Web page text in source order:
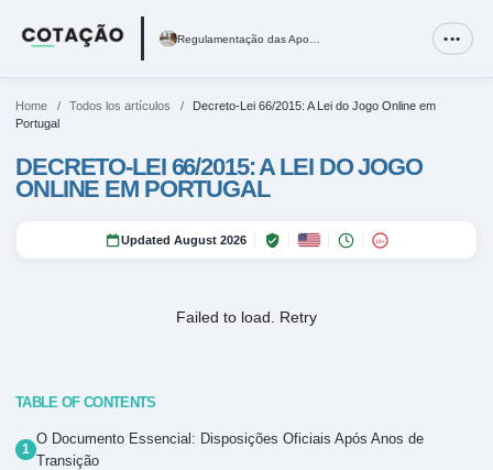
Regulamentação das Apostas Desportivas em Portugal e
Imposto Sobre Apostas Desportivas em Portugal: O Modelo
•••
Home / Todos los artículos /
Decreto-Lei 66/2015: A Lei do Jogo Online em
Portugal
DECRETO-LEI 66/2015: A LEI DO JOGO
ONLINE EM PORTUGAL
Updated August 2026 18+
Failed to load. Retry
TABLE OF CONTENTS
O Documento Essencial: Disposições Oficiais Após Anos de
Transição